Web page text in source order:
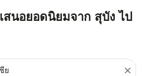
สนอยอดนิยมจาก สุบัง ไป
close